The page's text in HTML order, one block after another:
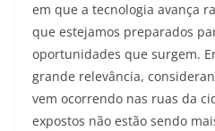
em que a tecnologia avança
que estejamos preparados
oportunidades que surgem.
grande relevância,
vem ocorrendo nas ruas da
expostos não estão sendo